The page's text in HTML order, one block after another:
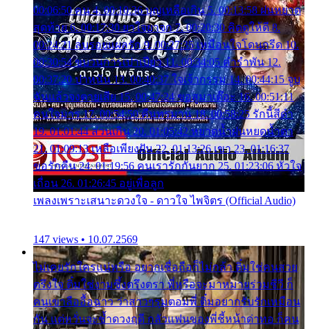
00:06:50 คน 4. 00:10:36 บุญเหลือเกิน 5. 00:13:58 ฝนหยาด
สุดท้าย 6. 00:17:30 ยาใจยาจก 7. 00:20:30 คิดดูให้ดี 8.
00:24:21 ลบรอยแผลรัก 9. 00:27:35 เหมือนใจโดนกรีด 10.
00:30:54 ขบวนการเปาเปียว 11. 00:34:05 คำรำพัน 12.
00:37:20 ปาหนัน 13. 00:40:37 ใจเจ้ากรรม 14. 00:44:15 จูบ
ฉันแล้วจงตายเสีย 15. 00:47:24 ขอสูมาเต๊อะ 16. 00:51:11
คนใจมาร 17. 00:54:50 คืนทรมาน 18. 00:58:25 รักนี้สีดำ
19. 01:01:44 ส่วนเกิน 20. 01:05:42 หยาดน้ำฝนหยดน้ำตา
21. 01:09:13 เหลือเพียงฝัน 22. 01:13:26 เขา 23. 01:16:37
ขอรักคืน 24. 01:19:56 คนเรารักกันยาก 25. 01:23:06 หัวใจ
เถื่อน 26. 01:26:45 อยู่เพื่อลูก
เพลงเพราะเสนาะดวงใจ - ดาวใจ ไพจิตร (Official Audio)
147 views • 10.07.2569
ไม่เคยรักใครแน่หรือ อยากเชื่อถือก็ไม่กล้า ติ๋มใช่คนสวย
ตรึงใจ ติ๋มใช่งามซึ้งตรึงตรา พี่หรือจะมาหมายร่วมชีวี ก็
คนเขาลืออื้อฉาว ว่าสาวๆรุมตอมพี่ ติ๋มอยากรับรักเหมือน
กัน แต่หวั่นจะช้ำดวงฤดี กลัวแฟนของพี่ชี้หน้าด่าทอ ก็คน